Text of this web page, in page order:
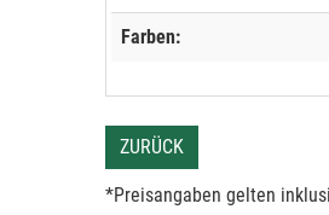
Farben:
ZURÜCK
*Preisangaben gelten